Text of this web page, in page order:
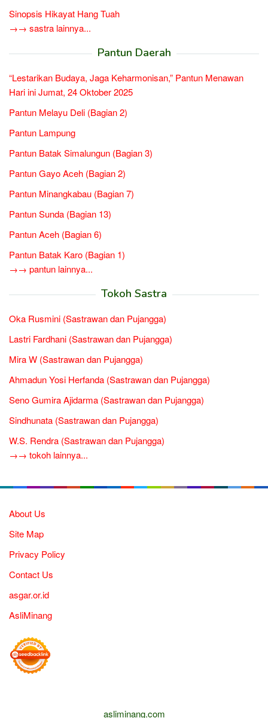
Sinopsis Hikayat Hang Tuah
→→ sastra lainnya...
Pantun Daerah
“Lestarikan Budaya, Jaga Keharmonisan,” Pantun Menawan
Hari ini Jumat, 24 Oktober 2025
Pantun Melayu Deli (Bagian 2)
Pantun Lampung
Pantun Batak Simalungun (Bagian 3)
Pantun Gayo Aceh (Bagian 2)
Pantun Minangkabau (Bagian 7)
Pantun Sunda (Bagian 13)
Pantun Aceh (Bagian 6)
Pantun Batak Karo (Bagian 1)
→→ pantun lainnya...
Tokoh Sastra
Oka Rusmini (Sastrawan dan Pujangga)
Lastri Fardhani (Sastrawan dan Pujangga)
Mira W (Sastrawan dan Pujangga)
Ahmadun Yosi Herfanda (Sastrawan dan Pujangga)
Seno Gumira Ajidarma (Sastrawan dan Pujangga)
Sindhunata (Sastrawan dan Pujangga)
W.S. Rendra (Sastrawan dan Pujangga)
→→ tokoh lainnya...
About Us
Site Map
Privacy Policy
Contact Us
asgar.or.id
AsliMinang
asliminang.com